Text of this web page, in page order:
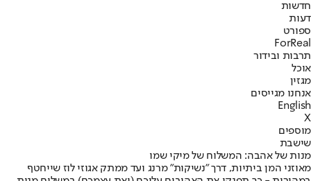
חדשות
דעות
ספורט
ForReal
תרבות ובידור
אוכל
מגזין
אנחנו מגייסים
English
X
מוספים
שישבת
מנות של אהבה: המשלוח של מיקי שמו
מאוזני המן ביתיות, דרך "נשיקות" מרנג ועד ממתק אגוזי לוז שייחטף